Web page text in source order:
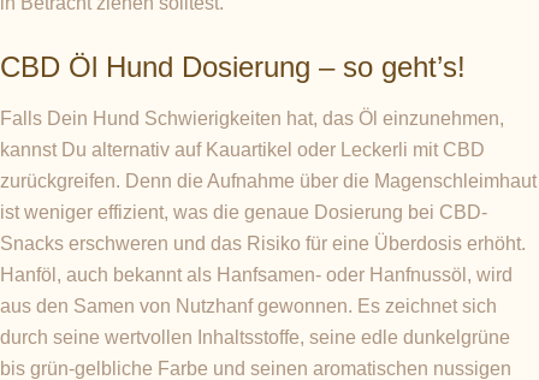
CBD Öl Hund Dosierung – so geht’s!
Falls Dein Hund Schwierigkeiten hat, das Öl einzunehmen,
kannst Du alternativ auf Kauartikel oder Leckerli mit CBD
zurückgreifen. Denn die Aufnahme über die Magenschleimhaut
ist weniger effizient, was die genaue Dosierung bei CBD-
Snacks erschweren und das Risiko für eine Überdosis erhöht.
Hanföl, auch bekannt als Hanfsamen- oder Hanfnussöl, wird
aus den Samen von Nutzhanf gewonnen. Es zeichnet sich
durch seine wertvollen Inhaltsstoffe, seine edle dunkelgrüne
bis grün-gelbliche Farbe und seinen aromatischen nussigen